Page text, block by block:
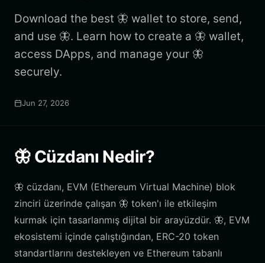
Download the best 🦋 wallet to store, send,
and use 🦋. Learn how to create a 🦋 wallet,
access DApps, and manage your 🦋
securely.
Jun 27, 2026
🦋 Cüzdanı Nedir?
🦋 cüzdanı, EVM (Ethereum Virtual Machine) blok
zinciri üzerinde çalışan 🦋 token'ı ile etkileşim
kurmak için tasarlanmış dijital bir arayüzdür. 🦋, EVM
ekosistemi içinde çalıştığından, ERC-20 token
standartlarını destekleyen ve Ethereum tabanlı